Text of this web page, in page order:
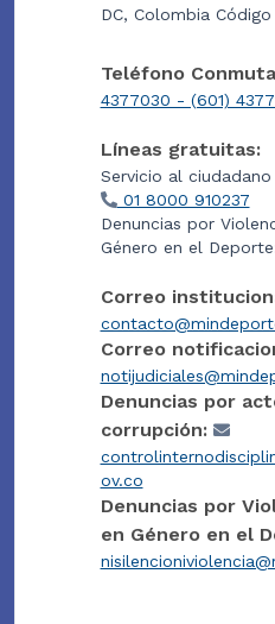
DC, Colombia Código
Teléfono
4377030 - (601)
Líneas gratuitas:
Servicio al
01 8000 910237
Denuncias por
Género en el
Correo
Correo
Denuncias por
corrupción:
ov.co
Denuncias por
en Género en el